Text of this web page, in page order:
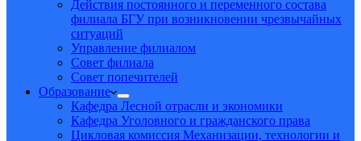
Действия постоянного и переменного состава
филиала БГУ при возникновении чрезвычайных
ситуаций
Управление филиалом
Совет филиала
Совет попечителей
Образование
Кафедра Лесной отрасли и экономики
Кафедра Уголовного и гражданского права
Цикловая комиссия Механизации, технологии и